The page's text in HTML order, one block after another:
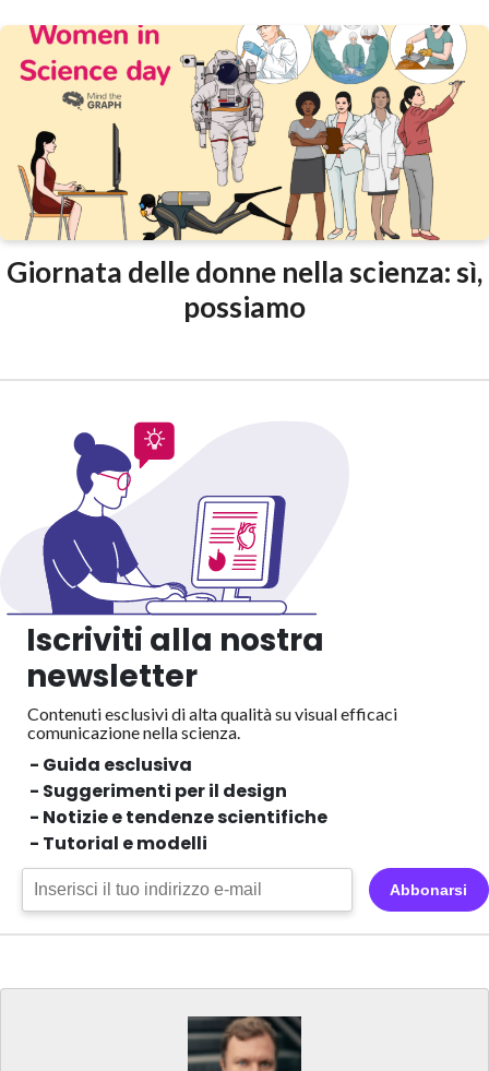
Giornata delle donne nella scienza: sì,
possiamo
Iscriviti alla nostra
newsletter
Contenuti esclusivi di alta qualità su visual efficaci
comunicazione nella scienza.
- Guida esclusiva
- Suggerimenti per il design
- Notizie e tendenze scientifiche
- Tutorial e modelli
Abbonarsi